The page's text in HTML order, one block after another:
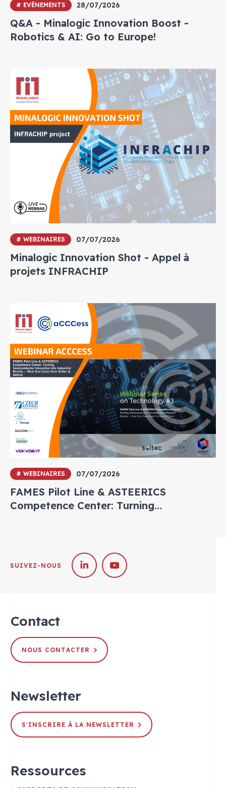
# EVÉNEMENTS 28/07/2026
Q&A - Minalogic Innovation Boost -
Robotics & AI: Go to Europe!
# WEBINAIRES 07/07/2026
Minalogic Innovation Shot - Appel à
projets INFRACHIP
# WEBINAIRES 07/07/2026
FAMES Pilot Line & ASTEERICS
Competence Center: Turning
SUIVEZ-NOUS
Contact
NOUS CONTACTER
Newsletter
S'INSCRIRE À LA NEWSLETTER
Ressources